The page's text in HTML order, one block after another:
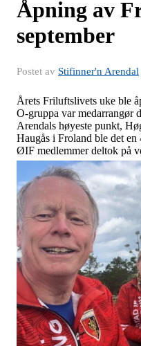
Åpning av
september
Postet av Stifinner'n Arendal
Årets Friluftslivets uke ble
O-gruppa var medarrangør
Arendals høyeste punkt,
Haugås i Froland ble det
ØIF medlemmer deltok på